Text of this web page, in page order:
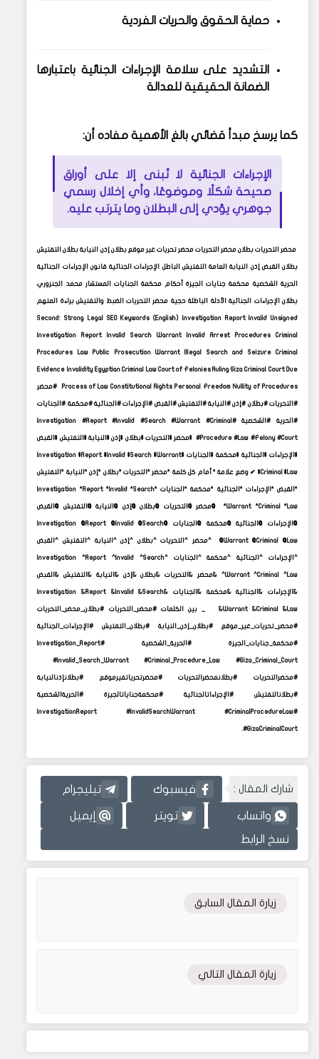
حماية الحقوق والحريات الفردية
التشديد علىسلامة الإجراءات الجنائيةباعتبارها
الضمانة الحقيقية للعدالة
كما يرسخ مبدأ قضائي بالغ الأهمية مفاده أن:
الإجراءات الجنائية لا تُبنى إلا على أوراق
صحيحة شكلًا وموضوعًا، وأي إخلال رسمي
جوهري يؤدي إلى البطلان وما يترتب عليه.
محضر التحريات بطلان محضر التحريات محضر تحريات غير موقع بطلان إذن النيابة بطلان التفتيش
بطلان القبض إذن النيابة العامة التفتيش الباطل الإجراءات الجنائية قانون الإجراءات الجنائية
الحرية الشخصية محكمة جنايات الجيزة أحكام محكمة الجنايات المستشار محمد الجنزوري
بطلان الإجراءات الجنائية الأدلة الباطلة حجية محضر التحريات الضبط والتفتيش براءة المتهم
Second: Strong Legal SEO Keywords (English) Investigation Report Invalid Unsigned
Investigation Report Invalid Search Warrant Invalid Arrest Procedures Criminal
Procedures Law Public Prosecution Warrant Illegal Search and Seizure Criminal
Evidence Invalidity Egyptian Criminal Law Court of Felonies Ruling Giza Criminal Court Due
Process of Law Constitutional Rights Personal Freedom Nullity of Procedures #محضر
#التحريات #بطلان #إذن #النيابة #التفتيش #القبض #الإجراءات #الجنائية #محكمة #الجنايات
#الحرية #الشخصية #Investigation #Report #Invalid #Search #Warrant #Criminal
#Procedure #Law #Felony #Court $محضر $التحريات $بطلان $إذن $النيابة $التفتيش $القبض
$الإجراءات $الجنائية $محكمة $الجنايات $Investigation $Report $Invalid $Search $Warrant
$Criminal $Law ✔ وضع علامة * أمام كل كلمة *محضر *التحريات *بطلان *إذن *النيابة *التفتيش
*القبض *الإجراءات *الجنائية *محكمة *الجنايات *Investigation *Report *Invalid *Search
*Warrant *Criminal *Law @محضر @التحريات @بطلان @إذن @النيابة @التفتيش @القبض
@الإجراءات @الجنائية @محكمة @الجنايات @Investigation @Report @Invalid @Search
@Warrant @Criminal @Law ^محضر ^التحريات ^بطلان ^إذن ^النيابة ^التفتيش ^القبض
^الإجراءات ^الجنائية ^محكمة ^الجنايات ^Investigation ^Report ^Invalid ^Search
^Warrant ^Criminal ^Law &محضر &التحريات &بطلان &إذن &النيابة &التفتيش &القبض
&الإجراءات &الجنائية &محكمة &الجنايات &Investigation &Report &Invalid &Search
&Warrant &Criminal &Law _ بين الكلمات #محضر_التحريات #بطلان_محضر_التحريات
#محضر_تحريات_غير_موقع #بطلان_إذن_النيابة #بطلان_التفتيش #الإجراءات_الجنائية
#محكمة_جنايات_الجيزة #الحرية_الشخصية #Investigation_Report
#محضرالتحريات #بطلانمحضرالتحريات #محضرتحرياتغيرموقع #بطلانإذنالنيابة
#بطلانالتفتيش #الإجراءاتالجنائية #محكمةجناياتالجيزة #الحريةالشخصية
#InvestigationReport #InvalidSearchWarrant #CriminalProcedureLaw
#GizaCriminalCourt.
شارك المقال : فيسبوك تيليجرام
واتساب تويتر إيميل
نسخ الرابط
زيارة المقال السابق
زيارة المقال التالي